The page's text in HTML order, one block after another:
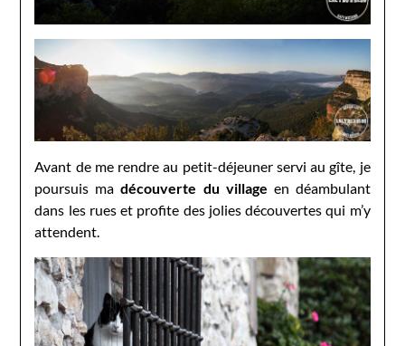
Avant de me rendre au petit-déjeuner servi au gîte, je
poursuis madécouverte du village en déambulant
dans les rues et profite des jolies découvertes qui m’y
attendent.